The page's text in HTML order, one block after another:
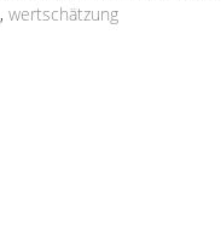
, wertschätzung